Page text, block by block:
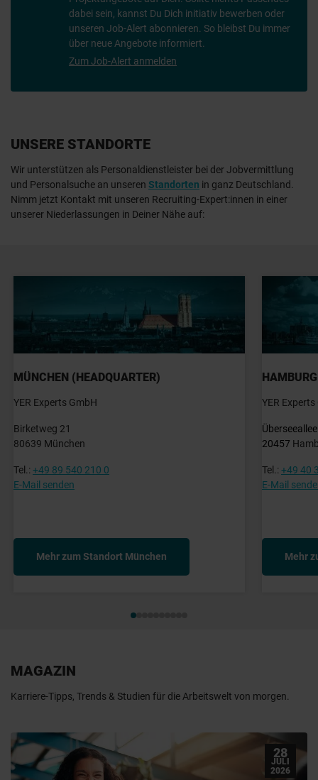
dabei sein, kannst Du Dich initiativ bewerben oder
unseren Job-Alert abonnieren. So bleibst Du immer
über neue Angebote informiert.
Zum Job-Alert anmelden
UNSERE STANDORTE
Wir unterstützen als Personaldienstleister bei der Jobvermittlung
und Personalsuche an unseren Standorten in ganz Deutschland.
Nimm jetzt Kontakt mit unseren Recruiting-Expert:innen in einer
unserer Niederlassungen in Deiner Nähe auf:
MÜNCHEN (HEADQUARTER)
YER Experts GmbH
Birketweg 21
80639 München
Tel.: +49 89 540 210 0
E-Mail senden
Mehr zum Standort München
HAMBURG
YER
20457
Tel.: +49 40
E-Mail
Mehr
MAGAZIN
Karriere-Tipps, Trends & Studien für die Arbeitswelt von morgen.
28
JULI
2026